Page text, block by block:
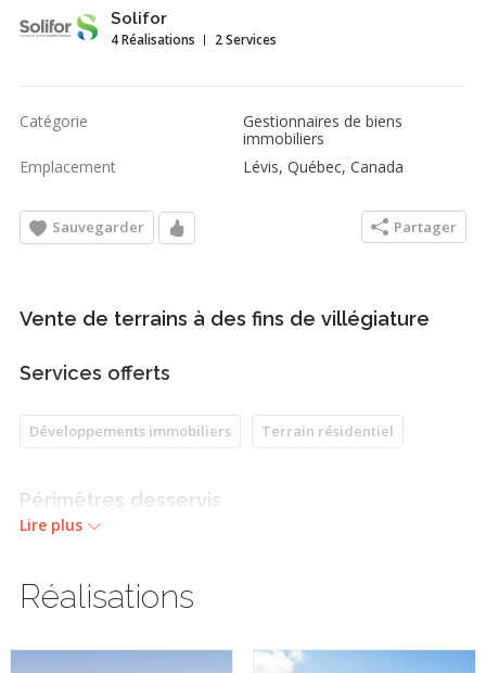
Solifor
4 Réalisations 2 Services
Catégorie
Gestionnaires de biens
immobiliers
Emplacement
Lévis, Québec, Canada
Sauvegarder Partager
Vente de terrains à des fins de villégiature
Services offerts
Développements immobiliers Terrain résidentiel
Périmètres desservis
Trois-Rivières/Shawinigan (Mauricie)
Lire plus
Réalisations